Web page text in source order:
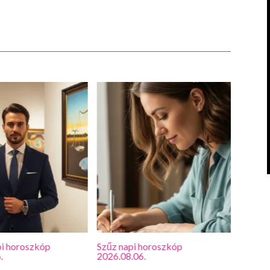
horoszkóp
Szűz napi horoszkóp
2026.08.06.